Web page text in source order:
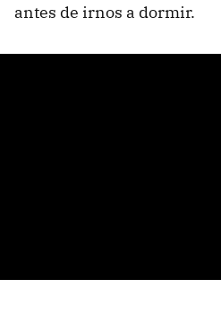
antes de irnos a dormir.